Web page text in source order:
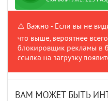
⚠️ Важно - Если вы не
что выше, вероятнее
блокировщик рекламы в
ссылка на загрузку
ВАМ МОЖЕТ БЫТЬ